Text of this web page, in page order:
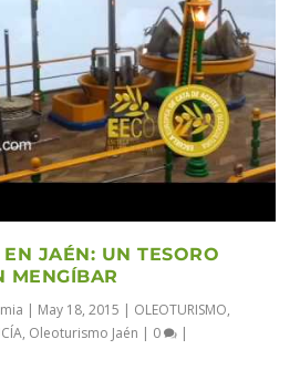
JAÉN: UN TESORO
MENGÍBAR
| May 18, 2015 | OLEOTURISMO,
, Oleoturismo Jaén | 0 |